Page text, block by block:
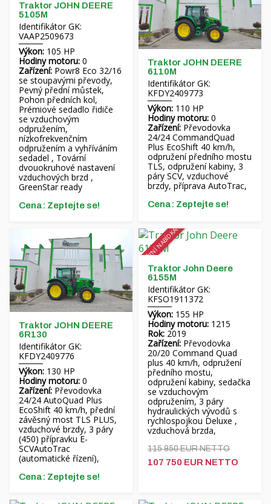
Traktor JOHN DEERE
5105M
Identifikátor GK:
VAAP2509673
Výkon: 105 HP
Hodiny motoru: 0
Zařízení: Powr8 Eco 32/16
se stoupavými převody,
Pevný přední můstek,
Pohon předních kol,
Prémiové sedadlo řidiče
se vzduchovým
odpružením,
nízkofrekvenčním
odpružením a vyhříváním
sedadel , Tovární
dvouokruhové nastavení
vzduchových brzd ,
GreenStar ready
Cena: Zeptejte se!
Traktor JOHN DEERE
6110M
Identifikátor GK:
KFDY2409773
Výkon: 110 HP
Hodiny motoru: 0
Zařízení: Převodovka
24/24 CommandQuad
Plus EcoShift 40 km/h,
odpružení předního mostu
TLS, odpružení kabiny, 3
páry SCV, vzduchové
brzdy, příprava AutoTrac,
Cena: Zeptejte se!
Traktor JOHN DEERE
6R130
Identifikátor GK:
KFDY2409776
Výkon: 130 HP
Hodiny motoru: 0
Zařízení: Převodovka
24/24 AutoQuad Plus
EcoShift 40 km/h, přední
závěsný most TLS PLUS,
vzduchové brzdy, 3 páry
(450) přípravku E-
SCVAutoTrac
(automatické řízení),
Cena: Zeptejte se!
ZVLÁŠTNÍ NABÍDKA!
Traktor John Deere
6155M
Identifikátor GK:
KFSO1911372
Výkon: 155 HP
Hodiny motoru: 1215
Rok: 2019
Zařízení: Převodovka
20/20 Command Quad
plus 40 km/h, odpružení
předního mostu,
odpružení kabiny, sedačka
se vzduchovým
odpružením, 3 páry
hydraulických vývodů s
rychlospojkou Deluxe ,
vzduchová brzda,
115 950 EUR NETTO
107 750 EUR NETTO